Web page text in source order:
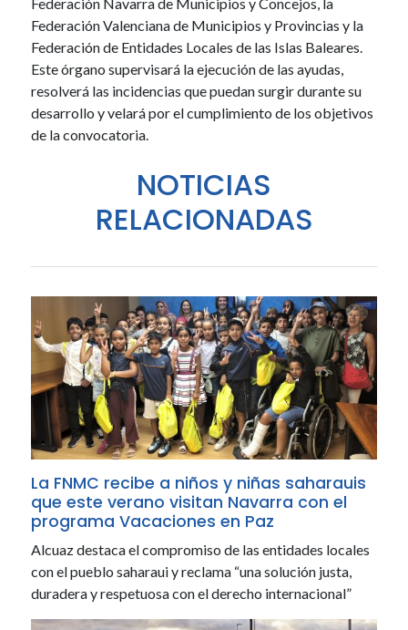
Federación Navarra de Municipios y Concejos, la
Federación Valenciana de Municipios y Provincias y la
Federación de Entidades Locales de las Islas Baleares.
Este órgano supervisará la ejecución de las ayudas,
resolverá las incidencias que puedan surgir durante su
desarrollo y velará por el cumplimiento de los objetivos
de la convocatoria.
NOTICIAS
RELACIONADAS
La FNMC recibe a niños y niñas saharauis
que este verano visitan Navarra con el
programa Vacaciones en Paz
Alcuaz destaca el compromiso de las entidades locales
con el pueblo saharaui y reclama “una solución justa,
duradera y respetuosa con el derecho internacional”